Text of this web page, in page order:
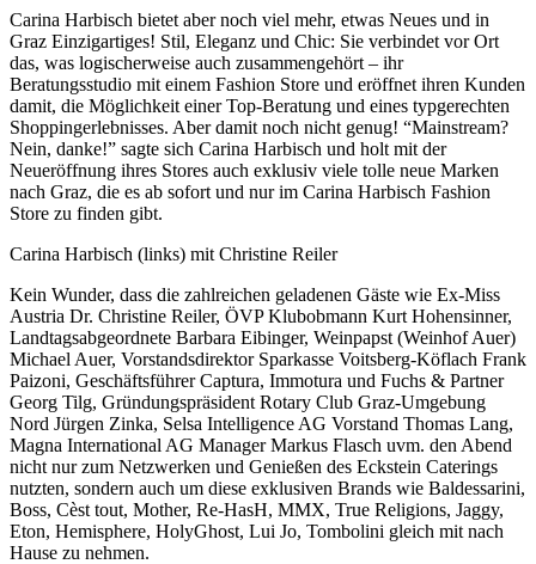
Carina Harbisch bietet aber noch viel mehr, etwas Neues und in
Graz Einzigartiges! Stil, Eleganz und Chic: Sie verbindet vor Ort
das, was logischerweise auch zusammengehört – ihr
Beratungsstudio mit einem Fashion Store und eröffnet ihren Kunden
damit, die Möglichkeit einer Top-Beratung und eines typgerechten
Shoppingerlebnisses. Aber damit noch nicht genug! “Mainstream?
Nein, danke!” sagte sich Carina Harbisch und holt mit der
Neueröffnung ihres Stores auch exklusiv viele tolle neue Marken
nach Graz, die es ab sofort und nur im Carina Harbisch Fashion
Store zu finden gibt.
Carina Harbisch (links) mit Christine Reiler
Kein Wunder, dass die zahlreichen geladenen Gäste wie Ex-Miss
Austria Dr. Christine Reiler, ÖVP Klubobmann Kurt Hohensinner,
Landtagsabgeordnete Barbara Eibinger, Weinpapst (Weinhof Auer)
Michael Auer, Vorstandsdirektor Sparkasse Voitsberg-Köflach Frank
Paizoni, Geschäftsführer Captura, Immotura und Fuchs & Partner
Georg Tilg, Gründungspräsident Rotary Club Graz-Umgebung
Nord Jürgen Zinka, Selsa Intelligence AG Vorstand Thomas Lang,
Magna International AG Manager Markus Flasch uvm. den Abend
nicht nur zum Netzwerken und Genießen des Eckstein Caterings
nutzten, sondern auch um diese exklusiven Brands wie Baldessarini,
Boss, Cèst tout, Mother, Re-HasH, MMX, True Religions, Jaggy,
Eton, Hemisphere, HolyGhost, Lui Jo, Tombolini gleich mit nach
Hause zu nehmen.